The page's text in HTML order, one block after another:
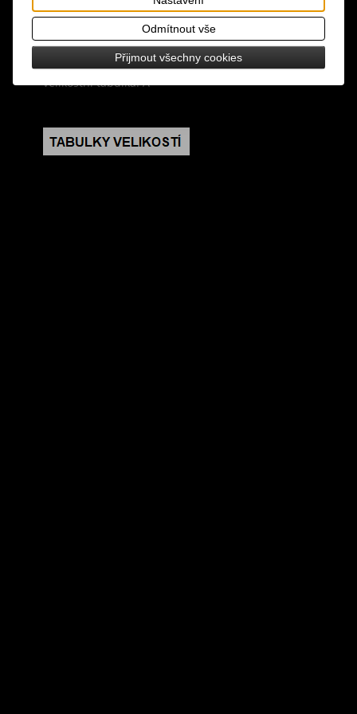
materiál: 95% bavlna, 5% elastan
design: černá barva, šedý potisk pavučin
velikostní tabulka: A
Odmítnout vše
Přijmout všechny cookies